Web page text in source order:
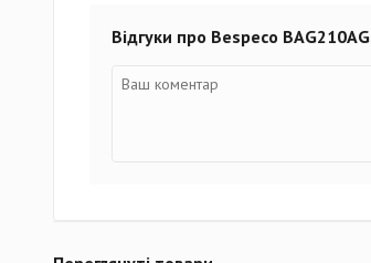
Відгуки про Bespeco BAG210AG